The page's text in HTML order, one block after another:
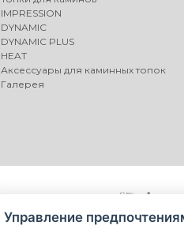
IMPRESSION
DYNAMIC
DYNAMIC PLUS
HEAT
Аксессуары для каминных топок
Галерея
Управление